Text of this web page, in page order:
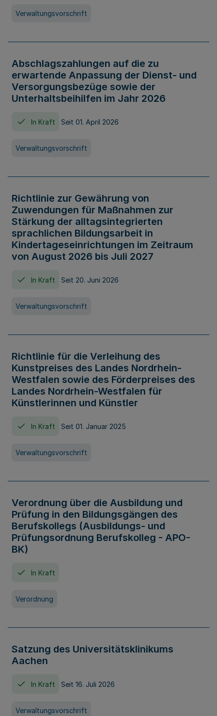
Verwaltungsvorschrift
Abschlagszahlungen auf die zu
erwartende Anpassung der Dienst- und
Versorgungsbezüge sowie der
Unterhaltsbeihilfen im Jahr 2026
In Kraft Seit 01. April 2026
Verwaltungsvorschrift
Richtlinie zur Gewährung von
Zuwendungen für Maßnahmen zur
Stärkung der alltagsintegrierten
sprachlichen Bildungsarbeit in
Kindertageseinrichtungen im Zeitraum
von August 2026 bis Juli 2027
In Kraft Seit 20. Juni 2026
Verwaltungsvorschrift
Richtlinie für die Verleihung des
Kunstpreises des Landes Nordrhein-
Westfalen sowie des Förderpreises des
Landes Nordrhein-Westfalen für
Künstlerinnen und Künstler
In Kraft Seit 01. Januar 2025
Verwaltungsvorschrift
Verordnung über die Ausbildung und
Prüfung in den Bildungsgängen des
Berufskollegs (Ausbildungs- und
Prüfungsordnung Berufskolleg - APO-
BK)
In Kraft
Verordnung
Satzung des Universitätsklinikums
Aachen
In Kraft Seit 16. Juli 2026
Verwaltungsvorschrift